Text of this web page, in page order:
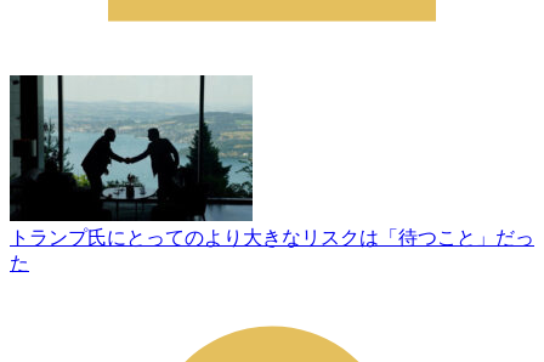
トランプ氏にとってのより大きなリスクは「待つこと」だっ
た